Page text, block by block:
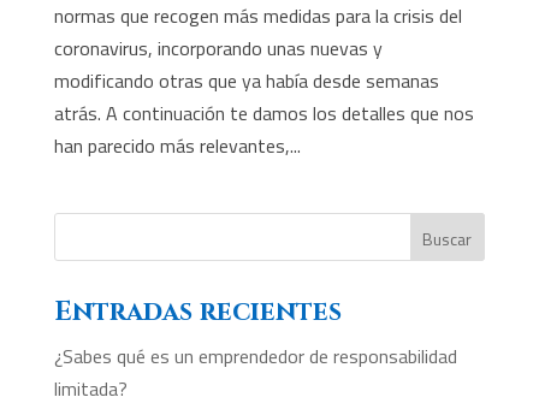
normas que recogen más medidas para la crisis del
coronavirus, incorporando unas nuevas y
modificando otras que ya había desde semanas
atrás. A continuación te damos los detalles que nos
han parecido más relevantes,...
Buscar
Entradas recientes
¿Sabes qué es un emprendedor de responsabilidad
limitada?